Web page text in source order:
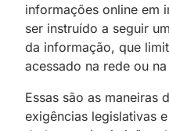
informações online em
ser instruído a seguir
da informação, que
acessado na rede ou
Essas são as maneiras
exigências legislativas